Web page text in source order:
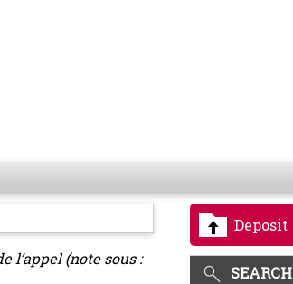
Deposit
SEARCH
l’appel (note sous :